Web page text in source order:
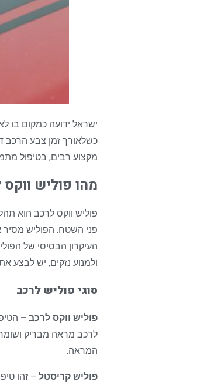
ישראל ידועה כמקום בו
כשלאורך זמן צבע הרכב
מקצוע רבים, בטיפול
מהו פוליש
פוליש ווקס לרכב הוא
פני השטח. הפוליש
העיקרון הבסיסי של
ולמנוע נזקים, יש לבצע
סוגי פוליש לרכב
פוליש ווקס לרכב –
לרכב מראה מבריק
המראה.
פוליש קריסטל – זהו